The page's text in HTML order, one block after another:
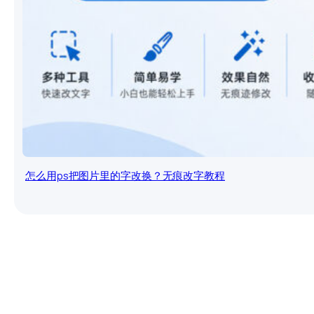
怎么用ps把图片里的字改换？无痕改字教程